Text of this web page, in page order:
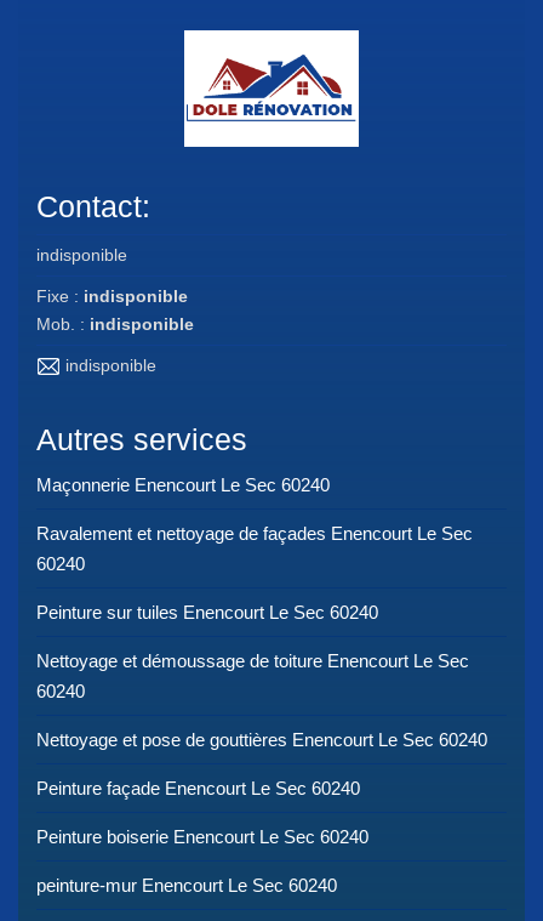
Contact:
indisponible
Fixe : indisponible
Mob. : indisponible
indisponible
Autres services
Maçonnerie Enencourt Le Sec 60240
Ravalement et nettoyage de façades Enencourt Le Sec
60240
Peinture sur tuiles Enencourt Le Sec 60240
Nettoyage et démoussage de toiture Enencourt Le Sec
60240
Nettoyage et pose de gouttières Enencourt Le Sec 60240
Peinture façade Enencourt Le Sec 60240
Peinture boiserie Enencourt Le Sec 60240
peinture-mur Enencourt Le Sec 60240